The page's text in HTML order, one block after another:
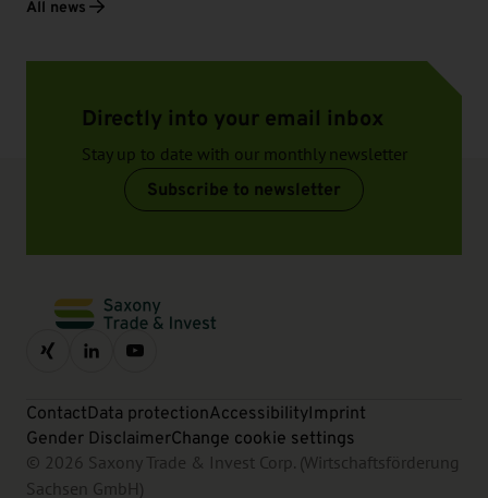
All news
Directly into your email inbox
Stay up to date with our monthly newsletter
Subscribe to newsletter
ContactData protectionAccessibilityImprint
Gender DisclaimerChange cookie settings
© 2026 Saxony Trade & Invest Corp. (Wirtschaftsförderung
Sachsen GmbH)